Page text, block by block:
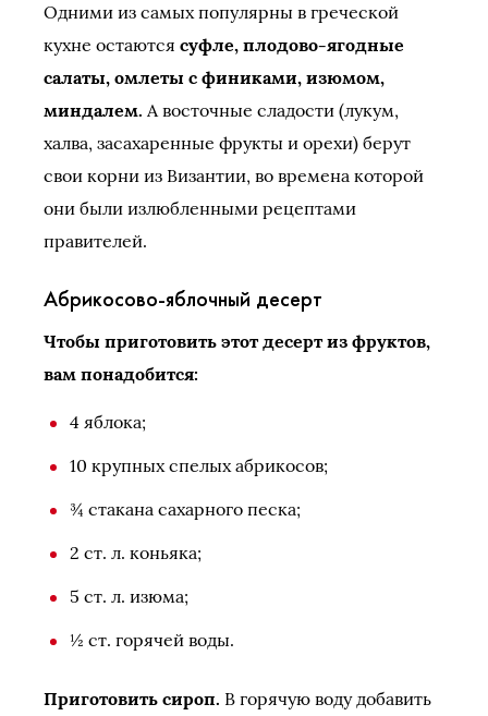
Одними из самых популярны в греческой
кухне остаются суфле, плодово-ягодные
салаты, омлеты с финиками, изюмом,
миндалем. А восточные сладости (лукум,
халва, засахаренные фрукты и орехи) берут
свои корни из Византии, во времена которой
они были излюбленными рецептами
правителей.
Абрикосово-яблочный десерт
Чтобы приготовить этот десерт из фруктов,
вам понадобится:
4 яблока;
10 крупных спелых абрикосов;
¾ стакана сахарного песка;
2 ст. л. коньяка;
5 ст. л. изюма;
½ ст. горячей воды.
Приготовить сироп. В горячую воду добавить